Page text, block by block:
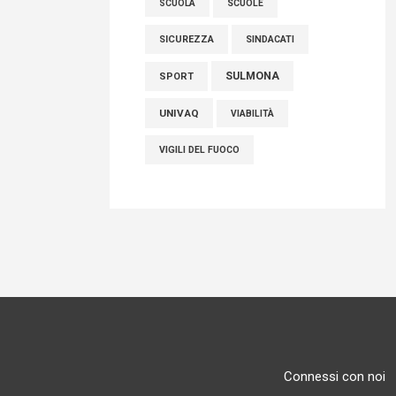
SCUOLA SCUOLE
SICUREZZA SINDACATI
SPORT SULMONA
UNIVAQ VIABILITÀ
VIGILI DEL FUOCO
Connessi con noi